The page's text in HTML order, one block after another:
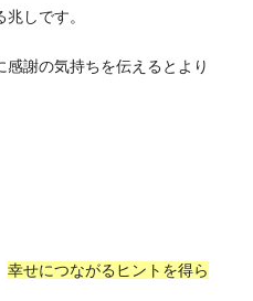
しです。
謝の気持ちを伝えるとより
幸せにつながるヒントを得ら